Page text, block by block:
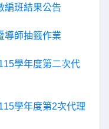
編班結果公告
導師抽籤作業
學年度第二次代
學年度第2次代理